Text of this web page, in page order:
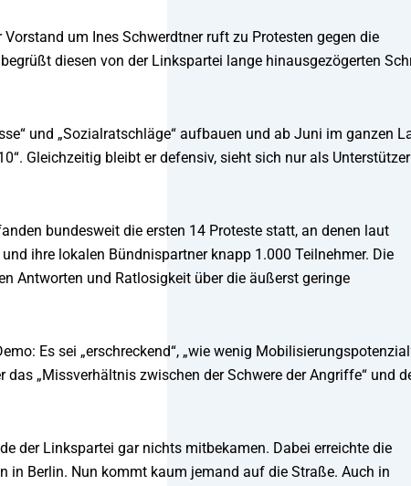
um Ines Schwerdtner ruft zu Protesten gegen die
diesen von der Linkspartei lange hinausgezögerten
und „Sozialratschläge“ aufbauen und ab Juni im ganzen
Gleichzeitig bleibt er defensiv, sieht sich nur als Unterstützer
bundesweit die ersten 14 Proteste statt, an denen laut
ihre lokalen Bündnispartner knapp 1.000 Teilnehmer. Die
Antworten und Ratlosigkeit über die äußerst geringe
Es sei „erschreckend“, „wie wenig
„Missverhältnis zwischen der Schwere der Angriffe“ und
der Linkspartei gar nichts mitbekamen. Dabei erreichte die
Berlin. Nun kommt kaum jemand auf die Straße. Auch in